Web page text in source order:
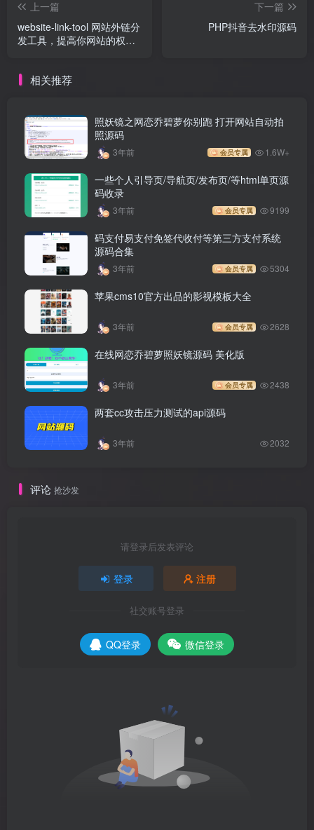
上一篇
website-link-tool 网站外链分
发工具，提高你网站的权重
下一篇
PHP抖音去水印源码
相关推荐
照妖镜之网恋乔碧萝你别跑 打开网站自动拍
照源码
3年前 会员专属 1.6W+
一些个人引导页/导航页/发布页/等html单页源
码收录
3年前 会员专属 9199
码支付易支付免签代收付等第三方支付系统
源码合集
3年前 会员专属 5304
苹果cms10官方出品的影视模板大全
3年前 会员专属 2628
在线网恋乔碧萝照妖镜源码 美化版
3年前 会员专属 2438
两套cc攻击压力测试的api源码
3年前 2032
评论 抢沙发
请登录后发表评论
登录 注册
社交账号登录
QQ登录 微信登录